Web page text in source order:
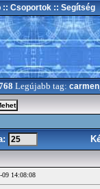
:: Csoportok :: Segítség
Legújabb tag:
09 14:08:08